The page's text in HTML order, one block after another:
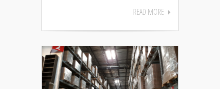
READ MORE